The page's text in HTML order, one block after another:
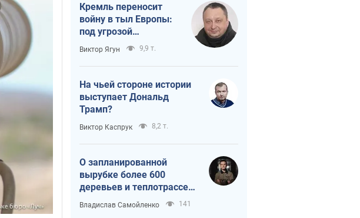
Кремль переносит
войну в тыл Европы:
под угрозой
критическая
логистика
Виктор Ягун 9,9 т.
На чьей стороне истории
выступает Дональд
Трамп?
Виктор Каспрук 8,2 т.
О запланированной
вырубке более 600
деревьев и теплотрассе:
что происходит на
Теремках в Киеве
Владислав Самойленко 141